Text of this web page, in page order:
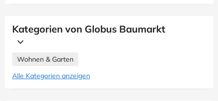
Kategorien von Globus Baumarkt
Wohnen & Garten
Alle Kategorien anzeigen